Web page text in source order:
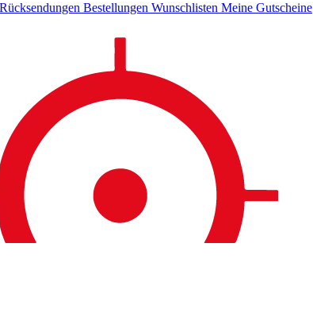
Rücksendungen Bestellungen Wunschlisten Meine Gutscheine